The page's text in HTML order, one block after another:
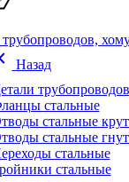
трубопроводов,
Назад
стальные
стальные
стальные
стальные
стальные